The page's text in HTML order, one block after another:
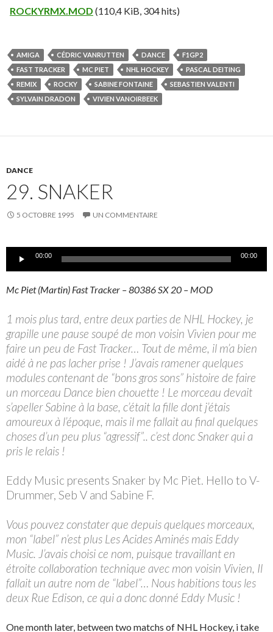
ROCKYRMX.MOD (110,4 KiB, 304 hits)
AMIGA CÉDRIC VANRUTTEN DANCE
F1GP2
FAST TRACKER
MC PIET NHL HOCKEY
PASCAL DEITING
REMIX
ROCKY SABINE FONTAINE
SEBASTIEN VALENTI
SYLVAIN DRADON
VIVIEN VANOIRBEEK
DANCE
29. SNAKER
5 OCTOBRE 1995 UN COMMENTAIRE
Lecteur00:00 00:00
Mc Piet (Martin) Fast Tracker – 80386 SX 20 – MOD
1 mois plus tard, entre deux parties de NHL Hockey, je
grapille une pause soupé de mon voisin Vivien pour me
faire un peu de Fast Tracker… Tout de même, il m’a bien
aidé à ne pas lacher prise ! J’avais ramener quelques
modules contenant de “bons gros sons” histoire de faire
un morceau Dance bien chouette ! Le morceau devait
s’apeller Sabine à la base, c’était la fille dont j’étais
amoureux à l’époque, mais il me fallait au final quelques
choses d’un peu plus “agressif”.. c’est donc Snaker qui a
pris le relais !
Eddy Music presents Snaker by Mc Piet. Hello to V-
Drummer, Seb V and Sabine F.
Vous pouvez constater que depuis quelques morceaux,
mon “label” n’est plus Les Acides Aminés mais Eddy
Music. J’avais choisi ce nom, puisque travaillant en
étroite collaboration technique avec mon voisin Vivien, Il
fallait un autre nom de “label”… Nous habitions tous les
deux Rue Edison, ce qui a donc donné Eddy Music !
One month later, between two matchs of NHL Hockey, i take